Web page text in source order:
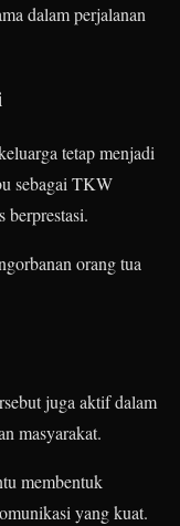
dalam perjalanan
tetap menjadi
sebagai TKW
berprestasi.
orang tua
juga aktif dalam
masyarakat.
membentuk
yang kuat.